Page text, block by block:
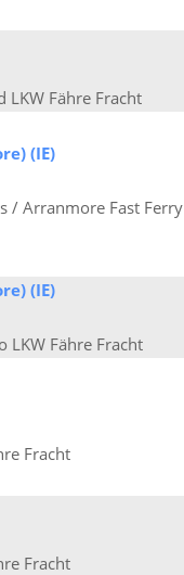
LKW Fähre Fracht
(IE)
/ Arranmore Fast Ferry
(IE)
LKW Fähre Fracht
Fracht
Fracht